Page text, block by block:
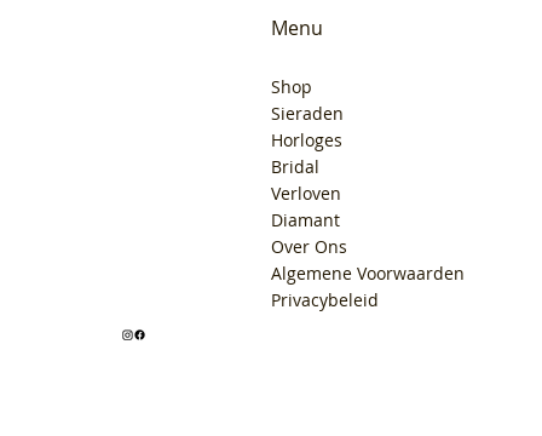
Menu
Shop
Sieraden
Horloges
Bridal
Verloven
Diamant
Over Ons
Algemene Voorwaarden
Privacybeleid